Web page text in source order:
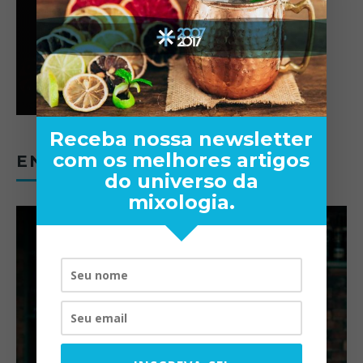
ENTREVISTAS
Receba nossa newsletter
com os melhores artigos
do universo da
mixologia.